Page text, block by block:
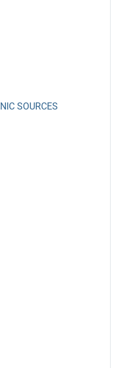
SOURCES